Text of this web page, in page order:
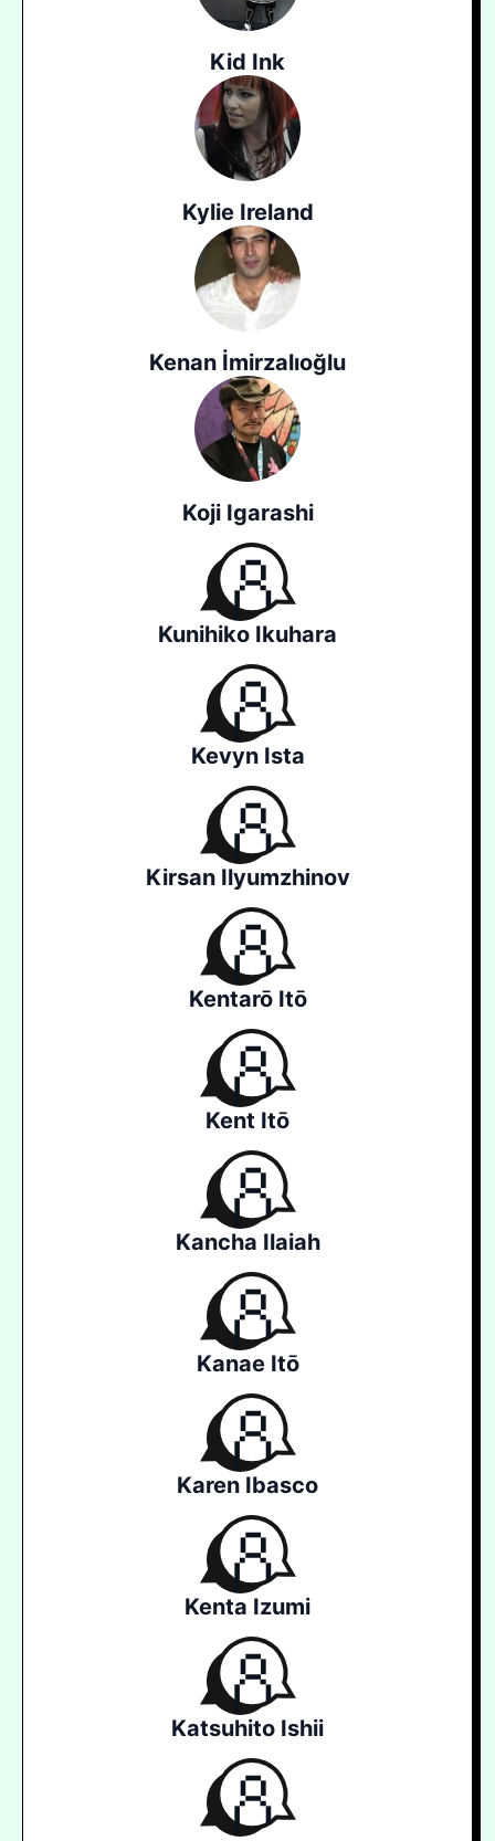
Kid Ink
Kylie Ireland
Kenan İmirzalıoğlu
Koji Igarashi
Kunihiko Ikuhara
Kevyn Ista
Kirsan Ilyumzhinov
Kentarō Itō
Kent Itō
Kancha Ilaiah
Kanae Itō
Karen Ibasco
Kenta Izumi
Katsuhito Ishii